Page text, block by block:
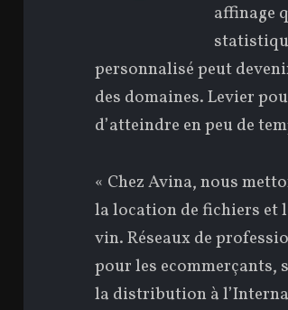
affinage
personnalisé peut
des domaines. Levier
d’atteindre en peu de
« Chez Avina, nous
la location de fichiers et
vin. Réseaux de
pour les ecommerçants,
la distribution à